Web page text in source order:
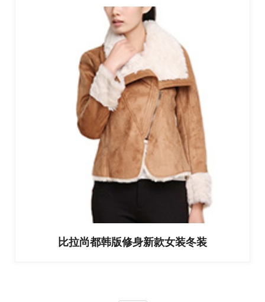
比拉尚都韩版修身新款女装冬装